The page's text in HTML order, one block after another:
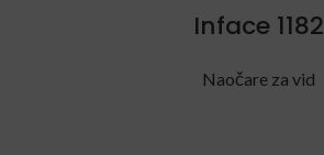
Inface 1182
Naočare za vid